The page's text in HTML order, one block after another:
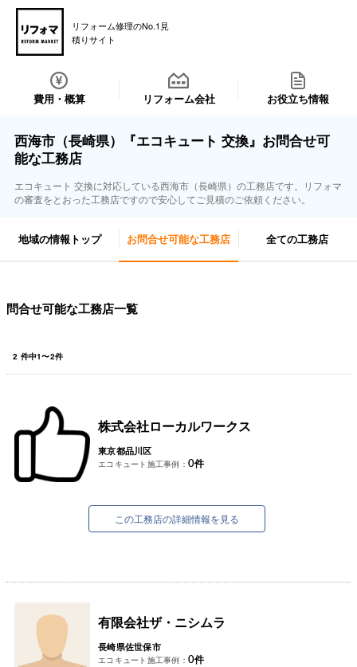
リフォーム修理のNo.1見
積りサイト
費用・概算 リフォーム会社 お役立ち情報
西海市（長崎県）『エコキュート 交換』お問合せ可
能な工務店
エコキュート 交換に対応している西海市（長崎県）の工務店です。リフォマ
の審査をとおった工務店ですので安心してご見積のご依頼ください。
地域の情報トップ お問合せ可能な工務店 全ての工務店
問合せ可能な工務店一覧
2 件中1〜2件
株式会社ローカルワークス
東京都品川区
エコキュート施工事例： 0件
この工務店の詳細情報を見る
有限会社ザ・ニシムラ
長崎県佐世保市
エコキュート施工事例： 0件